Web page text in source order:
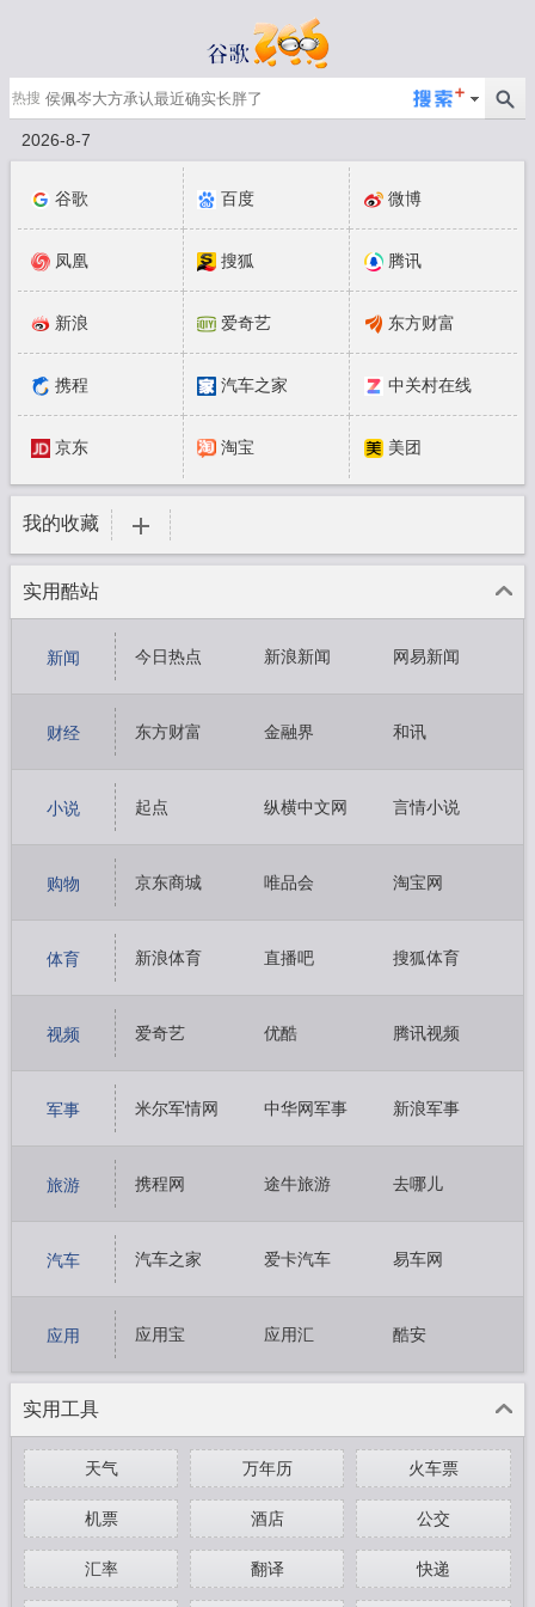
热搜
2026-8-7
谷歌 百度 微博
凤凰 搜狐 腾讯
新浪 爱奇艺 东方财富
携程 汽车之家 中关村在线
京东 淘宝 美团
我的收藏
实用酷站
新闻 今日热点 新浪新闻 网易新闻
财经
东方财富 金融界 和讯
小说
起点 纵横中文网 言情小说
购物
京东商城 唯品会 淘宝网
体育
新浪体育 直播吧 搜狐体育
视频
爱奇艺 优酷 腾讯视频
军事
米尔军情网 中华网军事 新浪军事
旅游
携程网 途牛旅游 去哪儿
汽车
汽车之家 爱卡汽车 易车网
应用
应用宝 应用汇 酷安
豌豆荚 葫芦侠
实用工具
天气 万年历 火车票
机票 酒店 公交
汇率 翻译 快递